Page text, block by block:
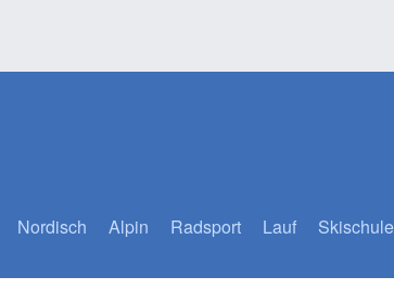
Nordisch Alpin Radsport Lauf Skischule